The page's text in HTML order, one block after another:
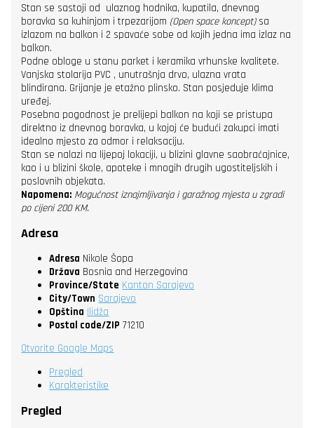
Stan se sastoji od ulaznog hodnika, kupatila, dnevnog
boravka sa kuhinjom i trpezarijom (Open space koncept)sa
izlazom na balkon i 2 spavaće sobe od kojih jedna ima izlaz na
balkon.
Podne obloge u stanu parket i keramika vrhunske kvalitete.
Vanjska stolarija PVC , unutrašnja drvo, ulazna vrata
blindirana. Grijanje je etažno plinsko. Stan posjeduje klima
uređej.
Posebna pogodnost je prelijepi balkon na koji se pristupa
direktno iz dnevnog boravka, u kojoj će budući zakupci imati
idealno mjesto za odmor i relaksaciju.
Stan se nalazi na lijepoj lokaciji, u blizini glavne saobraćajnice,
kao i u blizini škole, apoteke i mnogih drugih ugostiteljskih i
poslovnih objekata.
Napomena: Mogućnost iznajmljivanja i garažnog mjesta u zgradi
po cijeni 200 KM.
Adresa
Adresa Nikole Šopa
Država Bosnia and Herzegovina
Province/State Kanton Sarajevo
City/Town Sarajevo
Opština Ilidža
Postal code/ZIP 71210
Otvorite Google Maps
Pregled
Karakteristike
Pregled